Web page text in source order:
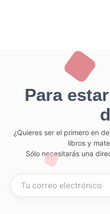
Para
¿Quieres ser el primero en
libros y
Sólo necesitarás una